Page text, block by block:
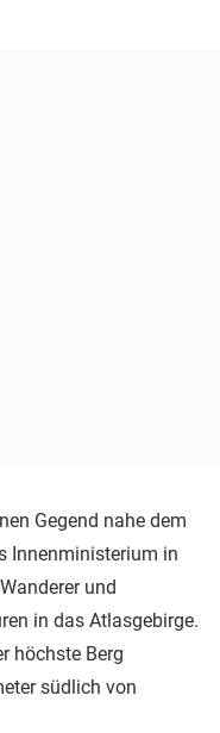
Gegend nahe dem
Innenministerium in
und
in das Atlasgebirge.
höchste Berg
südlich von